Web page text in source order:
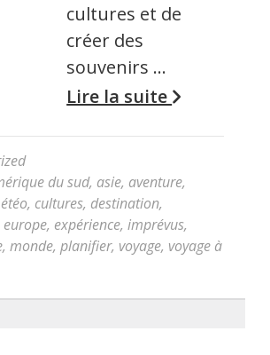
cultures et de
créer des
souvenirs …
Lire la suite
du sud, asie, aventure,
, cultures, destination,
europe, expérience, imprévus,
, monde, planifier, voyage, voyage à